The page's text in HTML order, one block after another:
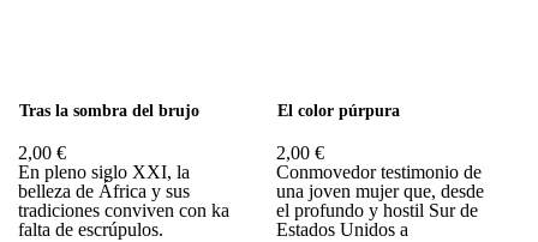
Tras la sombra del brujo
2,00 €
En pleno siglo XXI, la
belleza de África y sus
tradiciones conviven con ka
falta de escrúpulos.
El color púrpura
2,00 €
Conmovedor testimonio de
una joven mujer que, desde
el profundo y hostil Sur de
Estados Unidos a